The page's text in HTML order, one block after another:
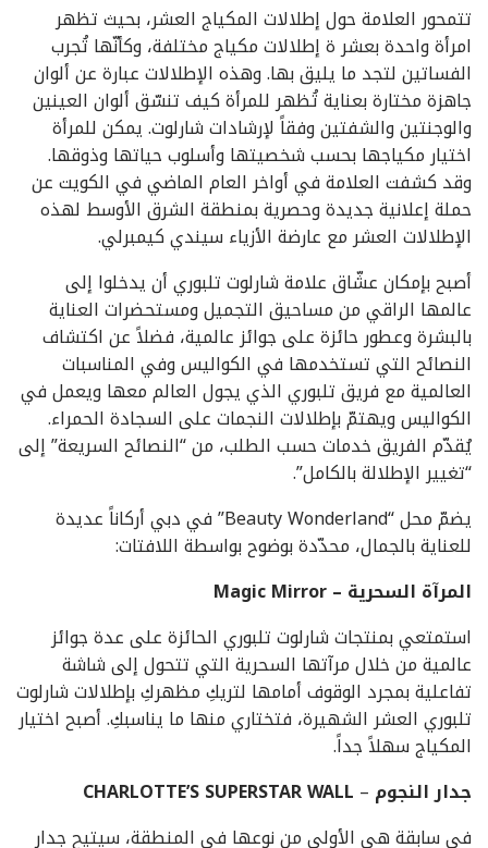
تتمحور العلامة حول إطلالات المكياج العشر، بحيث تظهر
امرأة واحدة بعشر ة إطلالات مكياج مختلفة، وكأنّها تُجرب
الفساتين لتجد ما يليق بها. وهذه الإطلالات عبارة عن ألوان
جاهزة مختارة بعناية تُظهر للمرأة كيف تنسّق ألوان العينين
والوجنتين والشفتين وفقاً لإرشادات شارلوت. يمكن للمرأة
اختيار مكياجها بحسب شخصيتها وأسلوب حياتها وذوقها.
وقد كشفت العلامة في أواخر العام الماضي في الكويت عن
حملة إعلانية جديدة وحصرية بمنطقة الشرق الأوسط لهذه
الإطلالات العشر مع عارضة الأزياء سيندي كيمبرلي.
أصبح بإمكان عشّاق علامة شارلوت تلبوري أن يدخلوا إلى
عالمها الراقي من مساحيق التجميل ومستحضرات العناية
بالبشرة وعطور حائزة على جوائز عالمية، فضلاً عن اكتشاف
النصائح التي تستخدمها في الكواليس وفي المناسبات
العالمية مع فريق تلبوري الذي يجول العالم معها ويعمل في
الكواليس ويهتمّ بإطلالات النجمات على السجادة الحمراء.
يُقدّم الفريق خدمات حسب الطلب، من “النصائح السريعة” إلى
“تغيير الإطلالة بالكامل”.
يضمّ محل “Beauty Wonderland” في دبي أركاناً عديدة
للعناية بالجمال، محدّدة بوضوح بواسطة اللافتات:
المرآة السحرية – Magic Mirror
استمتعي بمنتجات شارلوت تلبوري الحائزة على عدة جوائز
عالمية من خلال مرآتها السحرية التي تتحول إلى شاشة
تفاعلية بمجرد الوقوف أمامها لتريكِ مظهركِ بإطلالات شارلوت
تلبوري العشر الشهيرة، فتختاري منها ما يناسبكِ. أصبح اختيار
المكياج سهلاً جداً.
جدار النجوم –
CHARLOTTE’S SUPERSTAR WALL
في سابقة هي الأولى من نوعها في المنطقة، سيتيح جدار